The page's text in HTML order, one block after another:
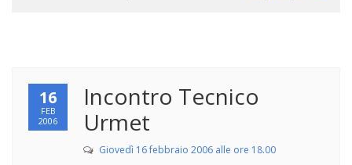
16
FEB
2006
Incontro Tecnico
Urmet
Giovedì 16 febbraio 2006 alle ore 18.00